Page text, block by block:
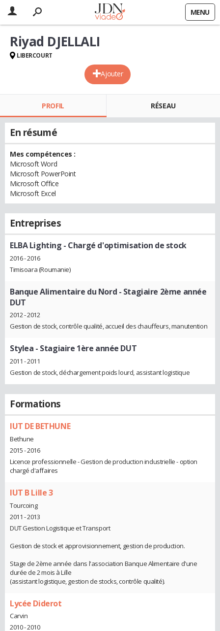
MENU
Ajouter
Riyad DJELLALI
LIBERCOURT
PROFIL RÉSEAU
En résumé
Mes compétences :
Microsoft Word
Microsoft PowerPoint
Microsoft Office
Microsoft Excel
Entreprises
ELBA Lighting - Chargé d'optimisation de stock
2016 - 2016
Timisoara (Roumanie)
Banque Alimentaire du Nord - Stagiaire 2ème année
DUT
2012 - 2012
Gestion de stock, contrôle qualité, accueil des chauffeurs, manutention
Stylea - Stagiaire 1ère année DUT
2011 - 2011
Gestion de stock, déchargement poids lourd, assistant logistique
Formations
IUT DE BETHUNE
Bethune
2015 - 2016
Licence professionnelle - Gestion de production industrielle - option
chargé d'affaires
IUT B Lille 3
Tourcoing
2011 - 2013
DUT Gestion Logistique et Transport
Gestion de stock et approvisionnement, gestion de production.
Stage de 2ème année dans l'association Banque Alimentaire d'une
durée de 2 mois à Lille
(assistant logistique, gestion de stocks, contrôle qualité).
Lycée Diderot
Carvin
2010 - 2010